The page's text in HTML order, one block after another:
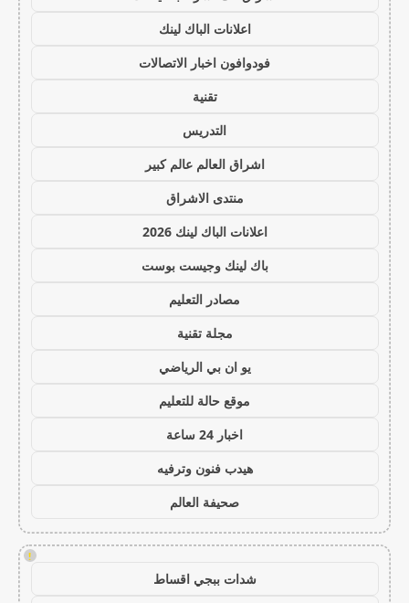
اعلانات الباك لينك
فودوافون اخبار الاتصالات
تقنية
التدريس
اشراق العالم عالم كبير
منتدى الاشراق
اعلانات الباك لينك 2026
باك لينك وجيست بوست
مصادر التعليم
مجلة تقنية
يو ان بي الرياضي
موقع حالة للتعليم
اخبار 24 ساعة
هيدب فنون وترفيه
صحيفة العالم
!
شدات ببجي اقساط